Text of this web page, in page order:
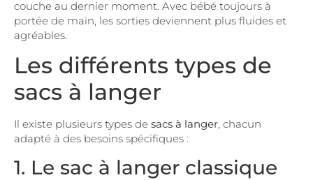
couche au dernier moment. Avec bébé toujours à
portée de main, les sorties deviennent plus fluides et
agréables.
Les différents types de
sacs à langer
Il existe plusieurs types de sacs à langer, chacun
adapté à des besoins spécifiques :
1. Le sac à langer classique